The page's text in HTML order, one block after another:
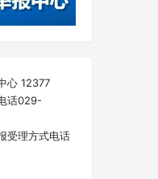
心 12377
话029-
受理方式电话